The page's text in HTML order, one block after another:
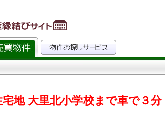
地 大里北小学校まで車で３分